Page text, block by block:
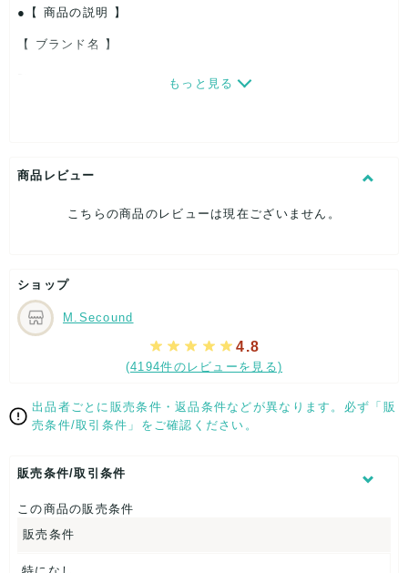
【 商品の説明 】
【 ブランド名 】
簡易検品し写真撮影しておりますが見落としている可能性もあ
ります。
汚れ箇所のある写真がある場合は似たような汚れ箇所が複数あ
中古品ですのでご理解の上ご検討下さい。
もっと見る
商品レビュー
こちらの商品のレビューは現在ございません。
ショップ
M.Secound
4.8
(4194件のレビューを見る)
出品者ごとに販売条件・返品条件などが異なります。必ず「販
売条件/取引条件」をご確認ください。
販売条件/取引条件
この商品の販売条件
販売条件